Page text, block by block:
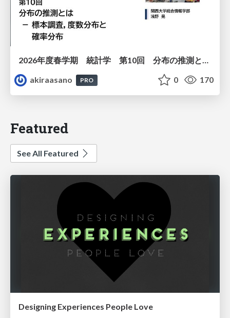
2026年度春学期 統計学 第10回 分布の推測とは － 標本調査，度数分布と確率分布 (2026. 6. 4)
akiraasano
PRO 0 170
Featured
See All Featured
Designing Experiences People Love